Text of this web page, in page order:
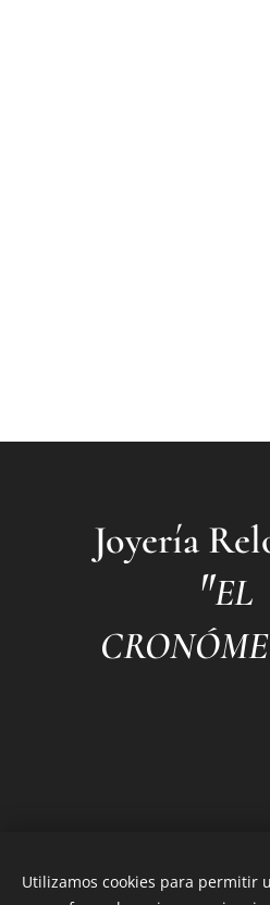
Joyería
"EL
Utilizamos cookies para permitir